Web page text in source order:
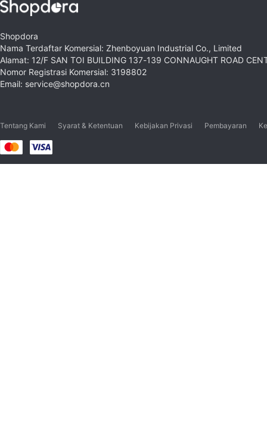
Shopdora
Nama Terdaftar Komersial: Zhenboyuan Industrial Co., Limited
Alamat: 12/F SAN TOI BUILDING 137-139 CONNAUGHT ROAD
Nomor Registrasi Komersial: 3198802
Email: service@shopdora.cn
Tentang Kami Syarat & Ketentuan Kebijakan Privasi Pembayaran